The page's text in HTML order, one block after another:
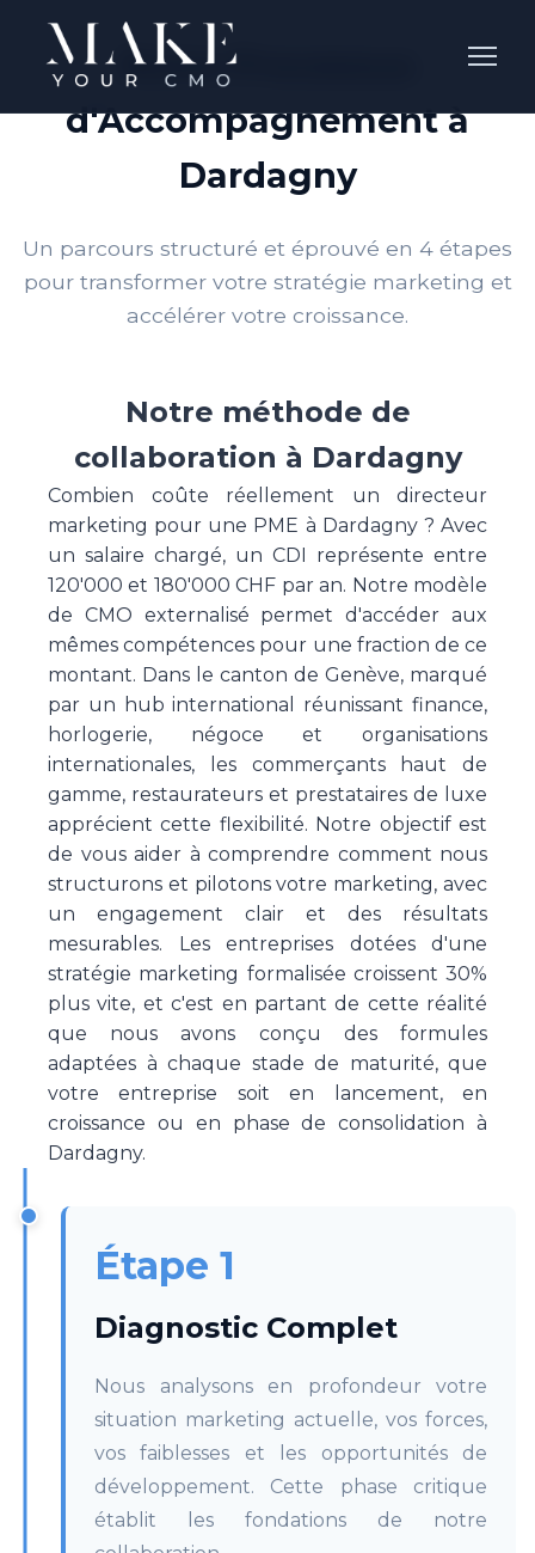
Notre Processus
d'Accompagnement à
Dardagny
Un parcours structuré et éprouvé en 4 étapes
pour transformer votre stratégie marketing et
accélérer votre croissance.
Notre méthode de
collaboration à Dardagny
Combien coûte réellement un directeur
marketing pour une PME à Dardagny ? Avec
un salaire chargé, un CDI représente entre
120'000 et 180'000 CHF par an. Notre modèle
de CMO externalisé permet d'accéder aux
mêmes compétences pour une fraction de ce
montant. Dans le canton de Genève, marqué
par un hub international réunissant finance,
horlogerie, négoce et organisations
internationales, les commerçants haut de
gamme, restaurateurs et prestataires de luxe
apprécient cette flexibilité. Notre objectif est
de vous aider à comprendre comment nous
structurons et pilotons votre marketing, avec
un engagement clair et des résultats
mesurables. Les entreprises dotées d'une
stratégie marketing formalisée croissent 30%
plus vite, et c'est en partant de cette réalité
que nous avons conçu des formules
adaptées à chaque stade de maturité, que
votre entreprise soit en lancement, en
croissance ou en phase de consolidation à
Dardagny.
Étape 1
Diagnostic Complet
Nous analysons en profondeur votre
situation marketing actuelle, vos forces,
vos faiblesses et les opportunités de
développement. Cette phase critique
établit les fondations de notre